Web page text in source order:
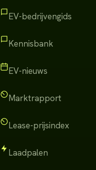
EV-bedrijvengids
Kennisbank
EV-nieuws
Marktrapport
Lease-prijsindex
Laadpalen